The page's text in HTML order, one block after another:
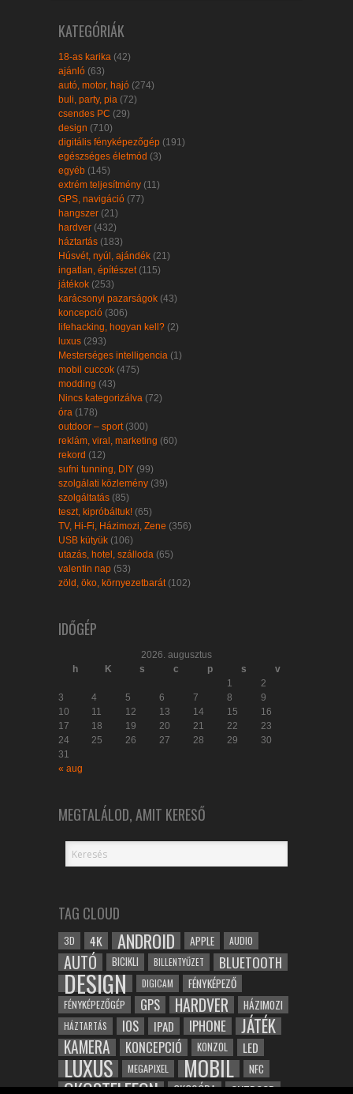
KATEGÓRIÁK
18-as karika (42)
ajánló (63)
autó, motor, hajó (274)
buli, party, pia (72)
csendes PC (29)
design (710)
digitális fényképezőgép (191)
egészséges életmód (3)
egyéb (145)
extrém teljesítmény (11)
GPS, navigáció (77)
hangszer (21)
hardver (432)
háztartás (183)
Húsvét, nyúl, ajándék (21)
ingatlan, építészet(115)
játékok (253)
karácsonyi pazarságok (43)
koncepció (306)
lifehacking, hogyan kell? (2)
luxus (293)
Mesterséges intelligencia (1)
mobil cuccok (475)
modding (43)
Nincs kategorizálva (72)
óra (178)
outdoor – sport(300)
reklám, viral, marketing (60)
rekord (12)
sufni tunning, DIY (99)
szolgálati közlemény (39)
szolgáltatás (85)
teszt, kipróbáltuk! (65)
TV, Hi-Fi, Házimozi, Zene (356)
USB kütyük (106)
utazás, hotel, szálloda (65)
valentin nap (53)
zöld, öko, környezetbarát(102)
IDŐGÉP
2026. augusztus
h
K s c p s
v
1
2
3
4 5 6 7 8
9
10
11 12 13 14 15
16
17
18 19 20 21 22
23
24
25 26 27 28 29
30
31
« aug
MEGTALÁLOD, AMIT KERESŐ
TAG CLOUD
3D 4K ANDROID APPLE AUDIO
AUTÓ BICIKLI BILLENTYŰZET BLUETOOTH
DESIGN DIGICAM FÉNYKÉPEZŐ
FÉNYKÉPEZŐGÉP GPS HARDVER HÁZIMOZI
HÁZTARTÁS IOS IPAD IPHONE JÁTÉK
KAMERA KONCEPCIÓ KONZOL LED
LUXUS MEGAPIXEL MOBIL NFC
OKOSÓRA OUTDOOR